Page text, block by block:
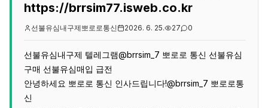
https://brrsim77.isweb.co.kr
선불유심내구제뽀로로통신 2026. 6. 25. 27 0
선불유심내구제 텔레그램@brrsim_7 뽀로로 통신 선불유심
구매 선불유심매입 급전
안녕하세요 뽀로로 통신 인사드립니다!@brrsim_7 뽀로로통
신